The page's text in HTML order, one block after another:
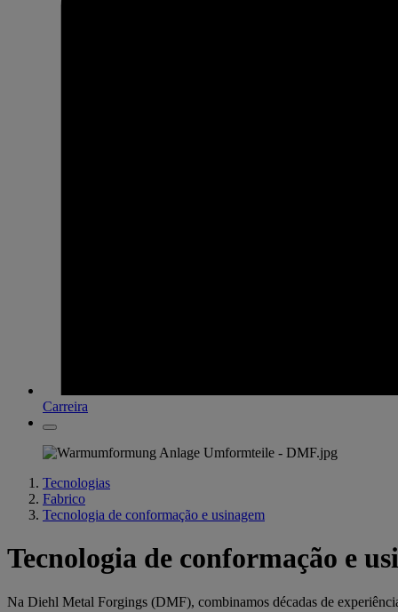
Carreira
Tecnologias
Fabrico
Tecnologia de conformação e usinagem
Tecnologia de conformação e
Na Diehl Metal Forgings (DMF), combinamos décadas de